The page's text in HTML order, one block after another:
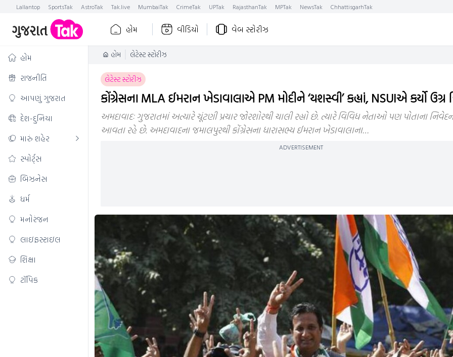
Lallantop SportsTak AstroTak Tak.live MumbaiTak CrimeTak UPTak RajasthanTak MPTak NewsTak ChhattisgarhTak
હોમ વીડિયો વેબ સ્ટોરીઝ
હોમ
રાજનીતિ
આપણું ગુજરાત
દેશ-દુનિયા
મારું શહેર
સ્પોર્ટ્સ
બિઝનેસ
ધર્મ
મનોરંજન
લાઇફસ્ટાઇલ
શિક્ષા
ટૉપિક
હોમ લેટેસ્ટ સ્ટોરીઝ
લેટેસ્ટ સ્ટોરીઝ
કોંગ્રેસના MLA ઈમરાન ખેડાવાલાએ PM મોદીને ‘યશસ્વી’ કહ્યાં, NSUIએ કર્યો ઉગ્ર
અમદાવાદઃ ગુજરાતમાં અત્યારે ચૂંટણી પ્રચાર જોરશોરથી ચાલી રહ્યો છે. ત્યારે વિવિધ નેતાઓ પણ પોતાના
આવતા રહે છે. અમદાવાદના જમાલપુરથી કોંગ્રેસના ધારાસભ્ય ઈમરાન ખેડાવાલાના…
ADVERTISEMENT